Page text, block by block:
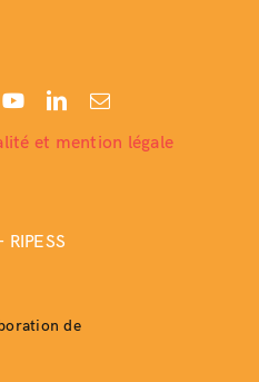
et mention légale
RIPESS
de